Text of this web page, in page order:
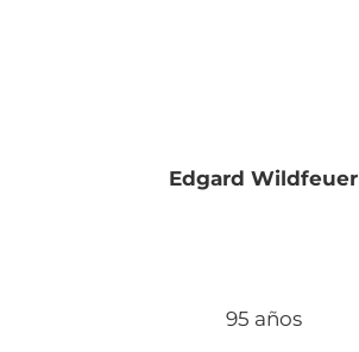
Edgard Wildfeuer
95 años